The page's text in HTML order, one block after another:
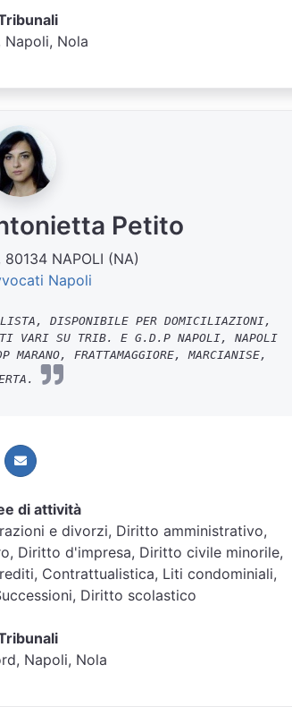
Napoli, Nola
Petito
NAPOLI (NA)
Napoli
DISPONIBILE PER DOMICILIAZIONI,
VARI SU TRIB. E G.D.P NAPOLI, NAPOLI
FRATTAMAGGIORE, MARCIANISE,
di attività
e divorzi, Diritto amministrativo,
Diritto d'impresa, Diritto civile minorile,
Contrattualistica, Liti condominiali,
Diritto scolastico
Napoli, Nola